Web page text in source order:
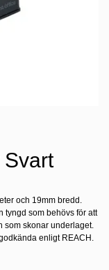
och 19mm bredd.
tyngd som behövs för att
som skonar underlaget.
enligt REACH.